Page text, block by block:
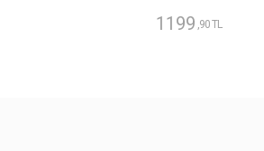
1199 ,90 TL